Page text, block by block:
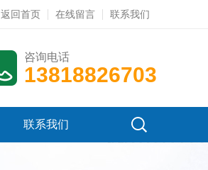
返回首页 在线留言 联系我们
咨询电话
13818826703
联系我们